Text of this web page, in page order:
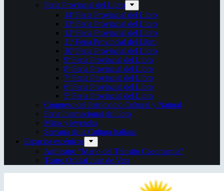
Feria Provincial del Libro
14ª Feria Provincial del Libro
13ª Feria Provincial del Libro
12ª Feria Provincial del Libro
11ª Feria Provincial del Libro
10ª Feria Provincial del Libro
9ª Feria Provincial del Libro
8ª Feria Provincial del Libro
7ª Feria Provincial del Libro
6ª Feria Provincial del Libro
5ª Feria Provincial del Libro
Congreso del Patrimonio Cultural y Natural
Feria Internacional del libro
Mitos y leyendas
Semana de la Cultura Italiana
Espacios escénicos
Anfiteatro “Mario del Tránsito Cocomarola”
Teatro Oficial Juan de Vera